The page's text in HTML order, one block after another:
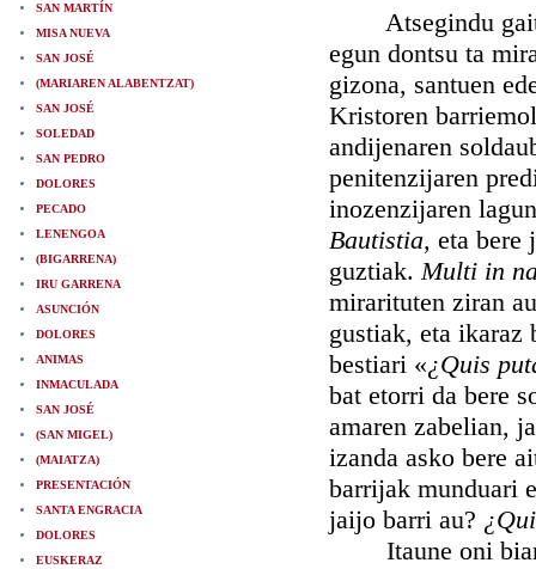
SAN MARTÍN
MISA NUEVA
SAN JOSÉ
(MARIAREN ALABENTZAT)
SAN JOSÉ
SOLEDAD
SAN PEDRO
DOLORES
PECADO
LENENGOA
(BIGARRENA)
IRU GARRENA
ASUNCIÓN
DOLORES
ANIMAS
INMACULADA
SAN JOSÉ
(SAN MIGEL)
(MAIATZA)
PRESENTACIÓN
SANTA ENGRACIA
DOLORES
EUSKERAZ
Atsegindu
egun dontsu ta
gizona, santuen
Kristoren
andijenaren
penitenzijaren
inozenzijaren
Bautistia, eta bere
guztiak.Multi in
mirarituten ziran
gustiak, eta ikaraz
bestiari «¿Quis
bat etorri da bere
amaren zabelian,
izanda asko bere
barrijak munduari
jaijo barri au?
Itaune oni biar